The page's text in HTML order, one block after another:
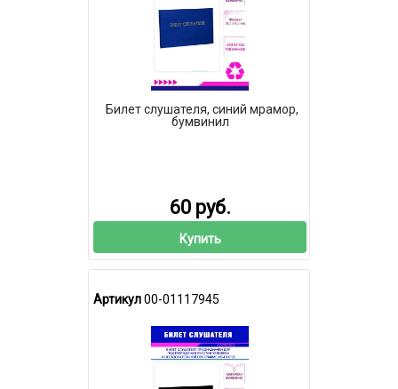
Билет слушателя, синий мрамор,
бумвинил
60 руб.
Купить
Артикул00-01117945